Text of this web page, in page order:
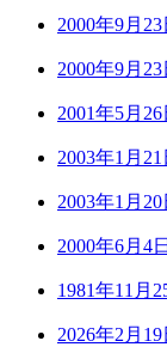
2000年9月
2000年9月
2001年5月
2003年1月
2003年1月
2000年6月4
1981年11月
2026年2月